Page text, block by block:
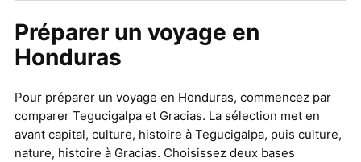
Préparer un voyage en
Honduras
Pour préparer un voyage en Honduras, commencez par
comparer Tegucigalpa et Gracias. La sélection met en
avant capital, culture, histoire à Tegucigalpa, puis culture,
nature, histoire à Gracias. Choisissez deux bases